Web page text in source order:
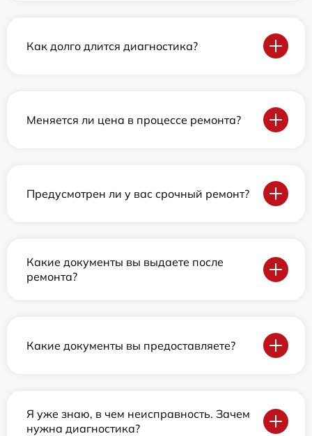
Как долго длится диагностика?
Меняется ли цена в процессе ремонта?
Предусмотрен ли у вас срочный ремонт?
Какие документы вы выдаете после
ремонта?
Какие документы вы предоставляете?
Я уже знаю, в чем неисправность. Зачем
нужна диагностика?